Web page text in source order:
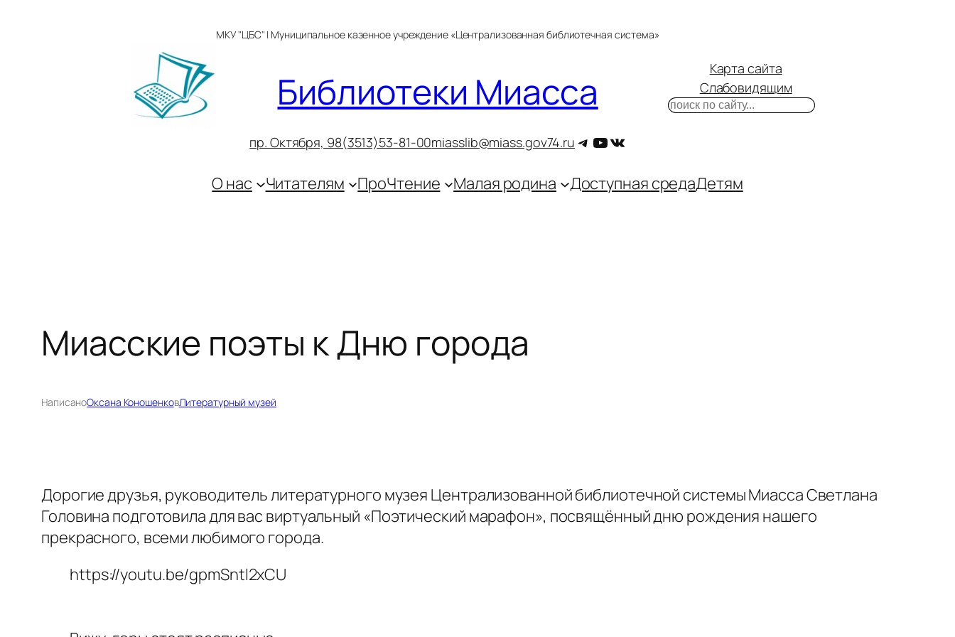
МКУ "ЦБС" | Муниципальное казенное учреждение «Централизованная библиотечная система»
Библиотеки Миасса
пр. Октября, 98(3513)53-81-00miasslib@miass.gov74.ru Telegram
YouTube
ВКонтакте
Карта сайта
Слабовидящим
Поиск
О нас Читателям ПроЧтение Малая родина Доступная средаДетям
Миасские поэты к Дню города
НаписаноОксана КоношенковЛитературный музей
Дорогие друзья, руководитель литературного музея Централизованной библиотечной системы Миасса Светлана
Головина подготовила для вас виртуальный «Поэтический марафон», посвящённый дню рождения нашего
прекрасного, всеми любимого города.
https://youtu.be/gpmSntl2xCU